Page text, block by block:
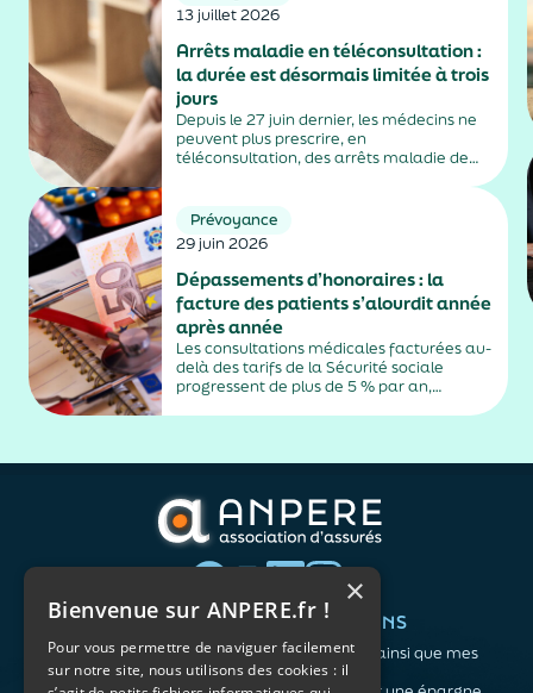
13 juillet 2026
Arrêts maladie en téléconsultation :
la durée est désormais limitée à trois
jours
Depuis le 27 juin dernier, les médecins ne
peuvent plus prescrire, en
téléconsultation, des arrêts maladie de
sociales et fiscales, s'inscrit dans un
durcissement plus...
Prévoyance
29 juin 2026
Dépassements d’honoraires : la
facture des patients s’alourdit année
après année
Les consultations médicales facturées au-
delà des tarifs de la Sécurité sociale
progressent de plus de 5 % par an,
alimentés par la montée en puissance des
QUI SOMMES-NOUS ?
L'association
Notre organisation
VOS BESOINS
Me protéger ainsi que mes
proches
×
Bienvenue sur ANPERE.fr !
Pour vous permettre de naviguer facilement
sur notre site, nous utilisons des cookies : il